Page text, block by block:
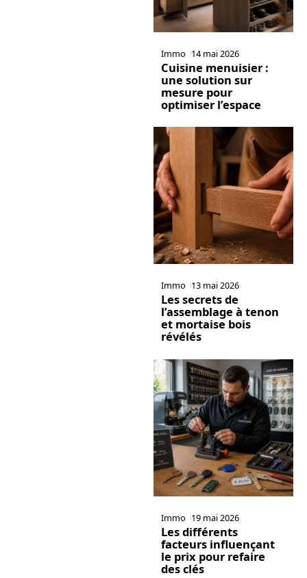
Immo 14 mai 2026
Cuisine menuisier :
une solution sur
mesure pour
optimiser l’espace
Immo 13 mai 2026
Les secrets de
l’assemblage à tenon
et mortaise bois
révélés
Immo 19 mai 2026
Les différents
facteurs influençant
le prix pour refaire
des clés